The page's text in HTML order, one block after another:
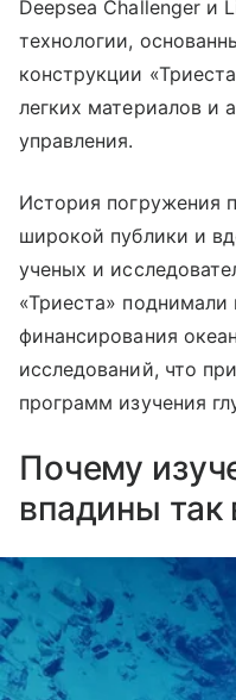
Deepsea Challenger и
технологии,
конструкции
легких материалов и
управления.
История погружения
широкой публики и
ученых и
«Триеста»
финансирования
исследований, что
программ изучения
Почему
впадины